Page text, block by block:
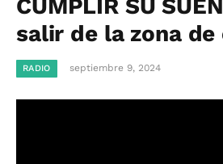
CUMPLIR SU
salir de la zona
RADIO septiembre 9, 2024